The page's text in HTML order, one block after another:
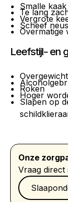
Smalle kaak
Te lang
Vergrote
Scheef
Overmatige
Leefstijl- en
Roken
Hoger
Slapen op
Onze
Vraag direct